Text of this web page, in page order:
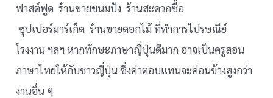
ฟาสต์ฟูด ร้านขายขนมปัง ร้านสะดวกซื้อ
ซุปเปอร์มาร์เก็ต ร้านขายดอกไม้ ที่ทำการไปรษณีย์
โรงงาน ฯลฯ หากทักษะภาษาญี่ปุ่นดีมาก อาจเป็นครูสอน
ภาษาไทยให้กับชาวญี่ปุ่น ซึ่งค่าตอบแทนจะค่อนข้างสูงกว่า
งานอื่น ๆ